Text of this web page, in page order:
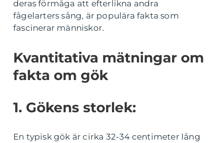
deras förmåga att efterlikna andra
fågelarters sång, är populära fakta som
fascinerar människor.
Kvantitativa mätningar om
fakta om gök
1. Gökens storlek:
En typisk gök är cirka 32-34 centimeter lång